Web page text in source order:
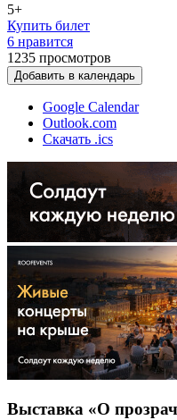
5+
Купить билет
6 нравится
1235 просмотров
Добавить в календарь
Google Calendar
Outlook.com
Скачать .ics
Выставка «О